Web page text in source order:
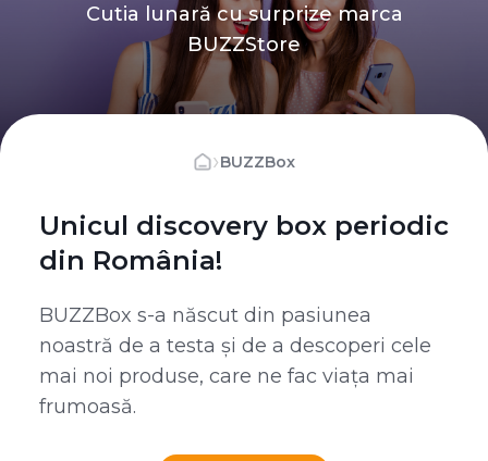
Cutia lunară cu surprize marca
BUZZStore
›BUZZBox
Unicul discovery box periodic
din România!
BUZZBox s-a născut din pasiunea
noastră de a testa și de a descoperi cele
mai noi produse, care ne fac viața mai
frumoasă.